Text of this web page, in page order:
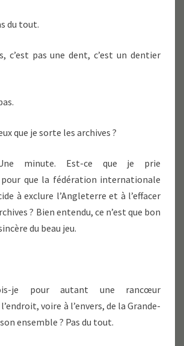
du tout.
c’est pas une dent, c’est un dentier
que je sorte les archives ?
minute. Est-ce que je prie
que la fédération internationale
à exclure l’Angleterre et à l’effacer
? Bien entendu, ce n’est que bon
du beau jeu.
je pour autant une rancœur
voire à l’envers, de la Grande-
ensemble ? Pas du tout.